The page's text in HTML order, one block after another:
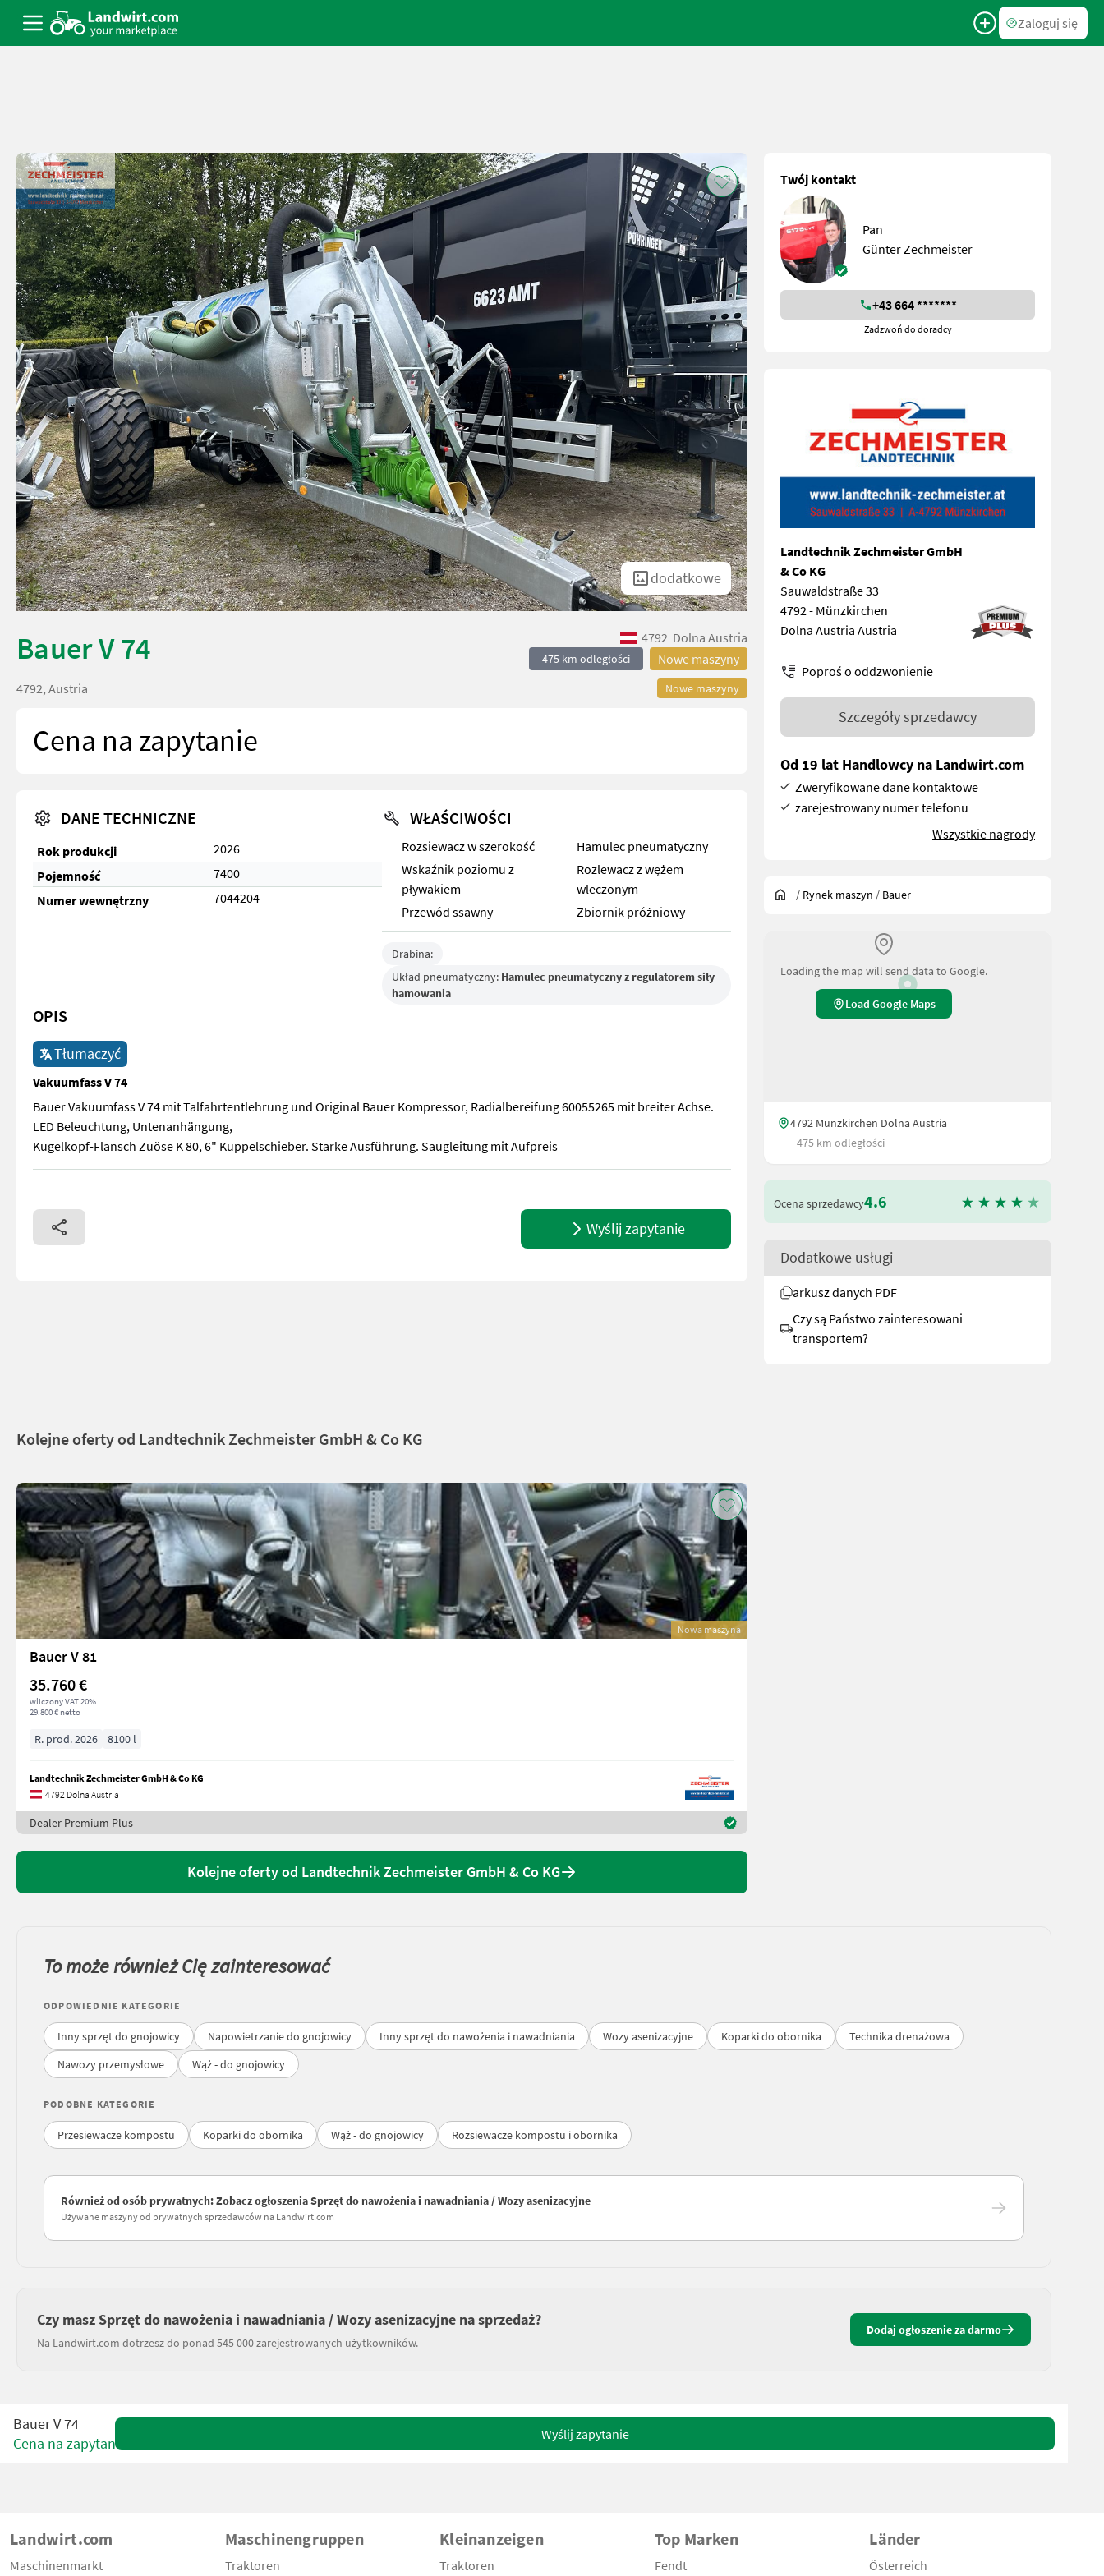
Zaloguj się
dodatkowe
Bauer V 74 4792 Dolna Austria
475 km odległości Nowe maszyny
Nowe maszyny
4792, Austria
Cena na zapytanie
DANE TECHNICZNE
Rok produkcji
2026
Pojemność
7400
Numer wewnętrzny
7044204
WŁAŚCIWOŚCI
Rozsiewacz w szerokość
Hamulec pneumatyczny
Wskaźnik poziomu z
pływakiem
Rozlewacz z wężem
wleczonym
Przewód ssawny
Zbiornik próżniowy
Drabina:
Układ pneumatyczny: Hamulec pneumatyczny z regulatorem siły
hamowania
OPIS
Tłumaczyć
Vakuumfass V 74
Bauer Vakuumfass V 74 mit Talfahrtentlehrung und Original Bauer Kompressor, Radialbereifung 60055265 mit breiter Achse.
LED Beleuchtung, Untenanhängung,
Kugelkopf-Flansch Zuöse K 80, 6" Kuppelschieber. Starke Ausführung. Saugleitung mit Aufpreis
Bauer Vakuumfass V 74 mit Talfahrtentlehrung und Original Bauer Kompressor, Radialbereifung 60055265 mit breiter Achse. LED Beleuchtung, Untenanhängung, Kugelkopf-Flansch Zuöse K 80,
Wyślij zapytanie
Twój kontakt
Pan
Günter Zechmeister
+43 664 *******
Zadzwoń do doradcy
Landtechnik Zechmeister GmbH
& Co KG
Sauwaldstraße 33
4792 - Münzkirchen
Dolna Austria Austria
Poproś o oddzwonienie
Szczegóły sprzedawcy
Od 19 lat Handlowcy na Landwirt.com
Zweryfikowane dane kontaktowe
zarejestrowany numer telefonu
Wszystkie nagrody
/ Rynek maszyn / Bauer
Loading the map will send data to Google.
Load Google Maps
4792 Münzkirchen Dolna Austria
475 km odległości
Ocena sprzedawcy4.6
Dodatkowe usługi
arkusz danych PDF
Czy są Państwo zainteresowani
transportem?
Kolejne oferty od Landtechnik Zechmeister GmbH & Co KG
Nowa maszyna
Bauer V 81
35.760 €
wliczony VAT 20%
29.800 € netto
R. prod. 2026 8100 l
Landtechnik Zechmeister GmbH & Co KG
4792 Dolna Austria
Dealer Premium Plus
Kolejne oferty od Landtechnik Zechmeister GmbH & Co KG
To może również Cię zainteresować
ODPOWIEDNIE KATEGORIE
Inny sprzęt do gnojowicy Napowietrzanie do gnojowicy Inny sprzęt do nawożenia i nawadniania Wozy asenizacyjne Koparki do obornika
Technika drenażowa
Nawozy przemysłowe
Wąż - do gnojowicy
PODOBNE KATEGORIE
Przesiewacze kompostu Koparki do obornika Wąż - do gnojowicy Rozsiewacze kompostu i obornika
Również od osób prywatnych: Zobacz ogłoszenia Sprzęt do nawożenia i nawadniania / Wozy asenizacyjne
Używane maszyny od prywatnych sprzedawców na Landwirt.com
Czy masz Sprzęt do nawożenia i nawadniania / Wozy asenizacyjne na sprzedaż?
Na Landwirt.com dotrzesz do ponad 545 000 zarejestrowanych użytkowników.
Dodaj ogłoszenie za darmo
Bauer V 74
Cena na zapytanie
Wyślij zapytanie
Landwirt.com
Maschinenmarkt
Maschinengruppen
Traktoren
Kleinanzeigen
Traktoren
Top Marken
Fendt
Länder
Österreich